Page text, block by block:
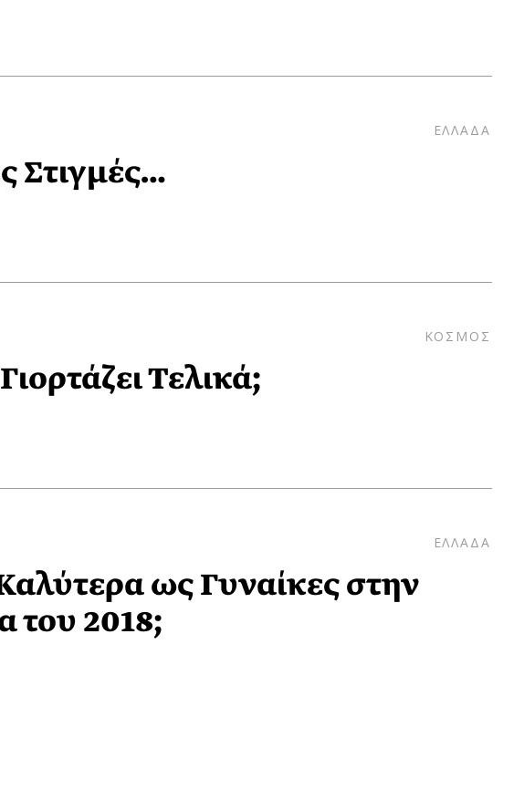
ΕΛΛΑΔΑ
Στιγμές…
ΚΟΣΜΟΣ
Τελικά;
ΕΛΛΑΔΑ
ως Γυναίκες στην
του 2018;